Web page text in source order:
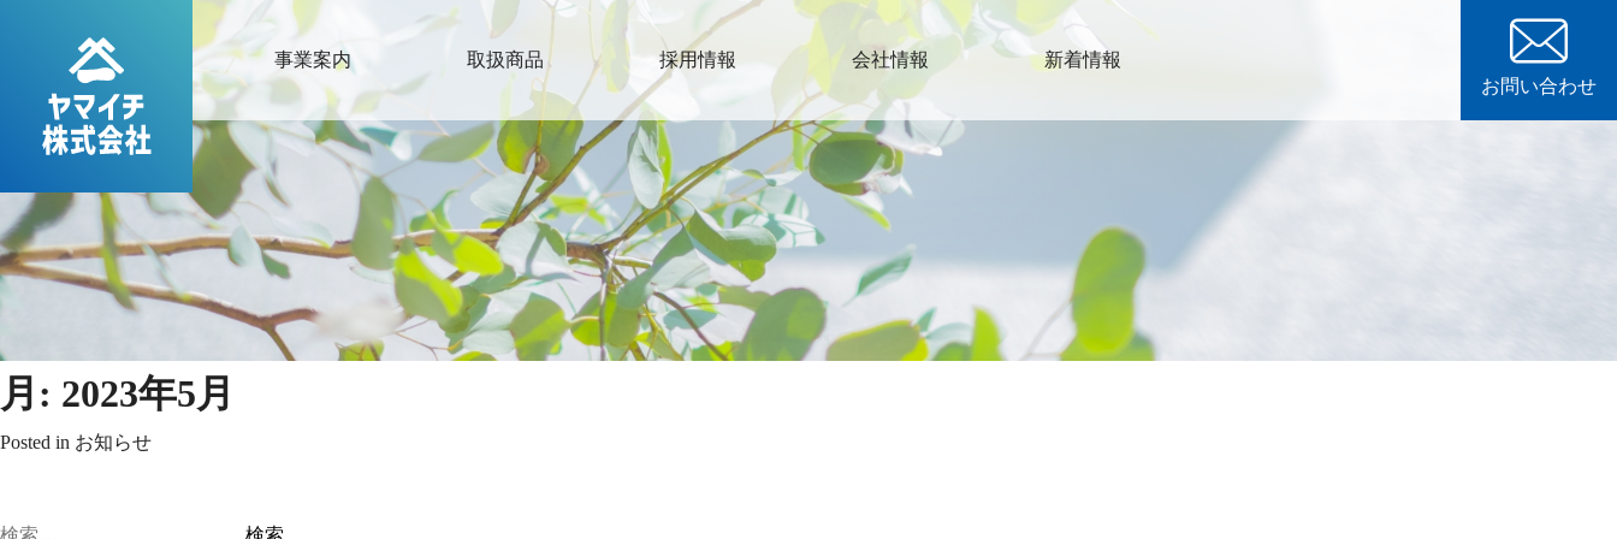
事業案内 取扱商品 採用情報 会社情報
新着情報
お問い合わせ
月: 2023年5月
Posted in お知らせ
検